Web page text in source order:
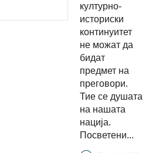
идентитет
и
културно-
историски
не можат
да бидат
предмет
на
културно-
историски
континуитет
не можат да
бидат
предмет на
преговори.
Тие се душата
на нашата
нација.
Посветени...